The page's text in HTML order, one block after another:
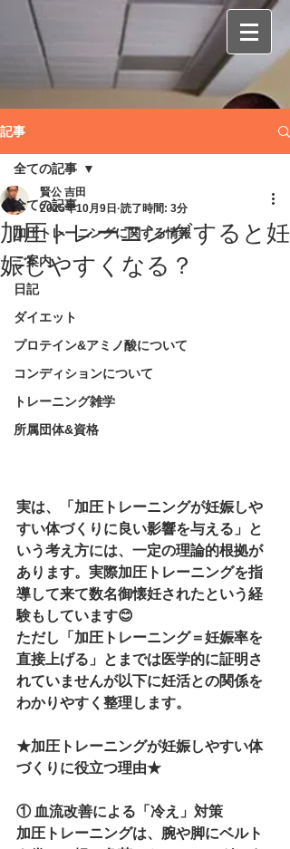
記事
全ての記事
加圧トレーニングに関する情報
ご案内
日記
ダイエット
プロテイン&アミノ酸について
コンディションについて
トレーニング雑学
所属団体&資格
全ての記事
加圧トレーニングすると妊
娠しやすくなる？
賢公 吉田
2025年10月9日 読了時間: 3分
実は、「加圧トレーニングが妊娠しや
すい体づくりに良い影響を与える」と
いう考え方には、一定の理論的根拠が
あります。実際加圧トレーニングを指
導して来て数名御懐妊されたという経
験もしています😊
ただし「加圧トレーニング＝妊娠率を
直接上げる」とまでは医学的に証明さ
れていませんが以下に妊活との関係を
わかりやすく整理します。
★加圧トレーニングが妊娠しやすい体
づくりに役立つ理由★
① 血流改善による「冷え」対策
加圧トレーニングは、腕や脚にベルト